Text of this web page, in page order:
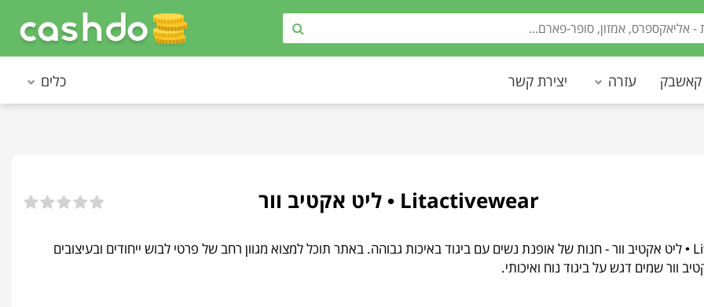
קאשבק עזרה יצירת קשר כלים
Litactivewear • ליט אקטיב וור
Litactivewear • ליט אקטיב וור - חנות של אופנת נשים עם ביגוד באיכות גבוהה. באתר תוכל למצוא מגוון רחב של פרטי לבוש ייחודים ובעיצובים
וור שמים דגש על ביגוד נוח ואיכותי.